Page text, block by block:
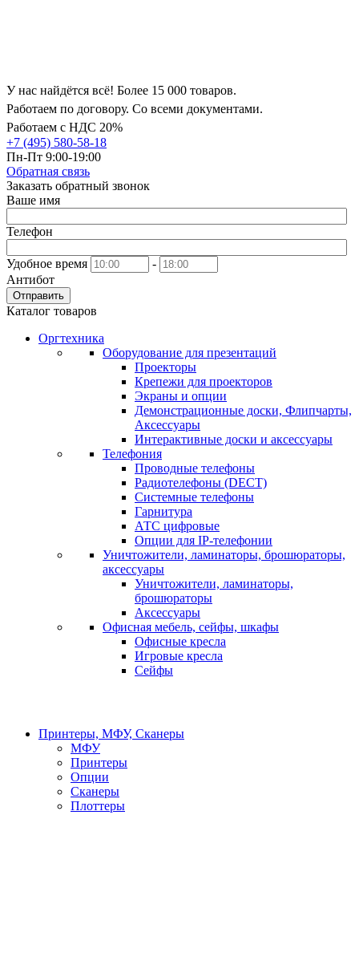
У нас найдётся всё! Более 15 000 товаров.
Работаем по договору. Со всеми документами.
Работаем с НДС 20%
+7 (495) 580-58-18
Пн-Пт 9:00-19:00
Обратная связь
Заказать обратный звонок
Ваше имя
Телефон
Удобное время
-
Антибот
Отправить
Каталог товаров
Оргтехника
Оборудование для презентаций
Проекторы
Крепежи для проекторов
Экраны и опции
Демонстрационные доски, Флипчарты,
Аксессуары
Интерактивные доски и аксессуары
Телефония
Проводные телефоны
Радиотелефоны (DECT)
Системные телефоны
Гарнитура
АТС цифровые
Опции для IP-телефонии
Уничтожители, ламинаторы, брошюраторы,
аксессуары
Уничтожители, ламинаторы,
брошюраторы
Аксессуары
Офисная мебель, сейфы, шкафы
Офисные кресла
Игровые кресла
Сейфы
Принтеры, МФУ, Сканеры
МФУ
Принтеры
Опции
Сканеры
Плоттеры